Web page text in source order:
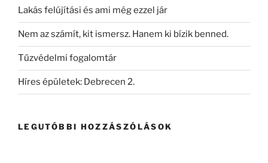
Lakás felújítási és ami még ezzel jár
Nem az számít, kit ismersz. Hanem ki bízik benned.
Tűzvédelmi fogalomtár
Híres épületek: Debrecen 2.
LEGUTÓBBI HOZZÁSZÓLÁSOK